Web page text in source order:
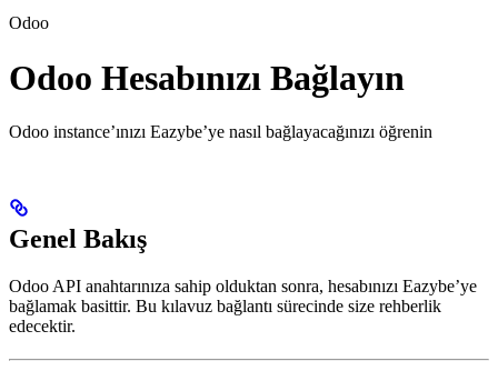
Odoo
Odoo Hesabınızı Bağlayın
Odoo instance’ınızı Eazybe’ye nasıl bağlayacağınızı öğrenin
Genel Bakış
Odoo API anahtarınıza sahip olduktan sonra, hesabınızı Eazybe’ye
bağlamak basittir. Bu kılavuz bağlantı sürecinde size rehberlik
edecektir.